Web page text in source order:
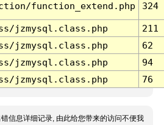
function_extend.php 324
jzmysql.class.php
211
jzmysql.class.php
62
jzmysql.class.php
94
jzmysql.class.php 76
信息详细记录, 由此给您带来的访问不便我